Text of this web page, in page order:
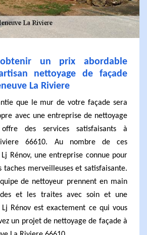
obtenir un prix abordable
nettoyage de façade
La Riviere
que le mur de votre façade sera
avec une entreprise de nettoyage
des services satisfaisants à
66610. Au nombre de ces
Rénov, une entreprise connue pour
taches merveilleuses et satisfaisante.
de nettoyeur prennent en main
et les traites avec soin et une
Rénov est exactement ce qui vous
un projet de nettoyage de façade à